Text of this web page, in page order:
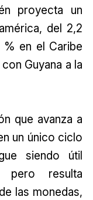
proyecta un
del 2,2
en el Caribe
Guyana a la
que avanza a
un único ciclo
siendo útil
pero resulta
las monedas,